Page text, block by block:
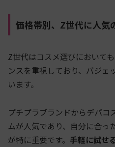
価格帯別、Z世代に人気
Z世代はコスメ選びにおいて
ンスを重視しており、バジェ
います。
プチプラブランドからデパコ
ムが人気であり、自分に合っ
が特に重要です。 手軽に試せ